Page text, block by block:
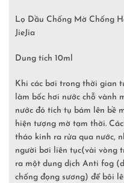
Lọ Dầu Chống Mờ Chống
JieJia
Dung tích 10ml
Khi các bơi trong thời gian
làm bốc hơi nước chỗ vành
nước đó tích tụ bám lên bề
hiện tượng mờ tạm thời.
tháo kính ra rửa qua nước,
người bơi liên tục(vài vòng
ra một dung dịch Anti fog
chống đọng sương) để bôi